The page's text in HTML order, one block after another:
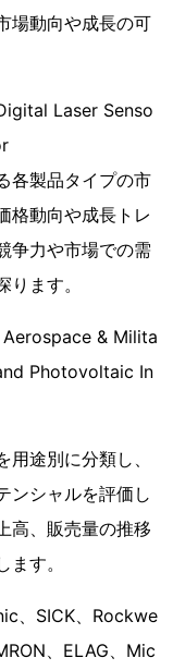
場動向や成長の可
Laser Senso
各製品タイプの市
格動向や成長トレ
争力や市場での需
ます。
& Milita
Photovoltaic In
途別に分類し、
ンシャルを評価し
高、販売量の推移
す。
、SICK、Rockwe
、ELAG、Mic